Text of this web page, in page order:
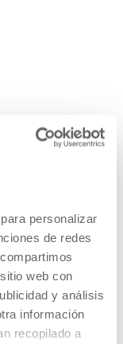
personalizar
de redes
web con
y análisis
información
recopilado a